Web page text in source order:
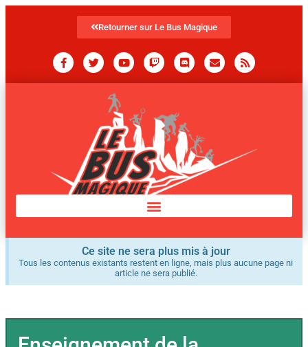
Retourner sur Le Bus Magique
Ce site ne sera plus mis à jour
Tous les contenus existants restent en ligne, mais plus aucune page ni
article ne sera publié.